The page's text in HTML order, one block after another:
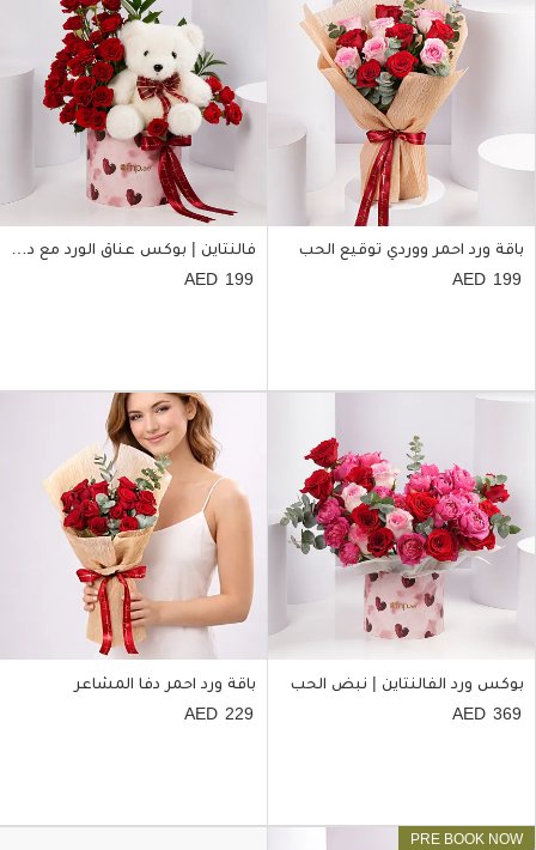
باقة ورد احمر ووردي توقيع الحب
199
فالنتاين | بوكس عناق الورد مع دبدوب
199
بوكس ورد الفالنتاين | نبض الحب
369
باقة ورد احمر دفا المشاعر
229